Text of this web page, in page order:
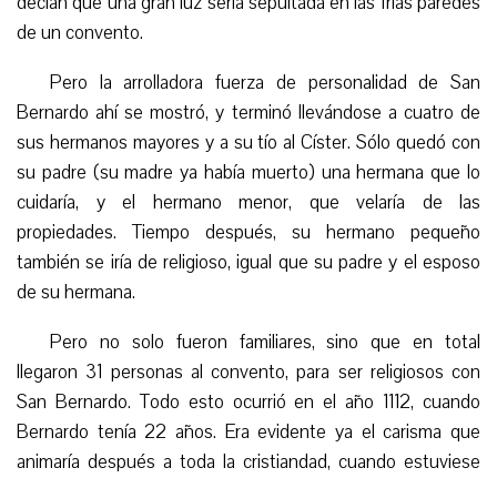
de un convento.
Pero la arrolladora fuerza de personalidad de San
Bernardo ahí se mostró, y terminó llevándose a cuatro de
sus hermanos mayores y a su tío al Císter. Sólo quedó con
su padre (su madre ya había muerto) una hermana que lo
cuidaría, y el hermano menor, que velaría de las
propiedades. Tiempo después, su hermano pequeño
también se iría de religioso, igual que su padre y el esposo
de su hermana.
Pero no solo fueron familiares, sino que en total
llegaron 31 personas al convento, para ser religiosos con
San Bernardo. Todo esto ocurrió en el año 1112, cuando
Bernardo tenía 22 años. Era evidente ya el carisma que
animaría después a toda la cristiandad, cuando estuviese